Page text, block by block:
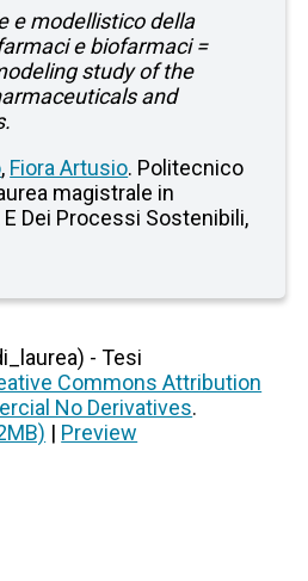
e modellistico della
e biofarmaci =
study of the
and
, Fiora Artusio. Politecnico
magistrale in
Dei Processi Sostenibili,
- Tesi
Commons Attribution
No Derivatives.
| Preview